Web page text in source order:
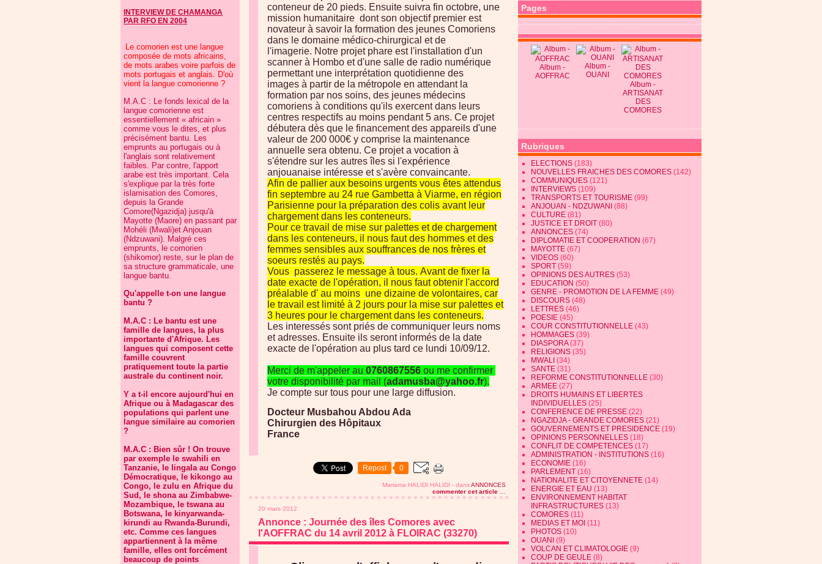
INTERVIEW DE CHAMANGA
PAR RFO EN 2004
Le comorien est une langue
composée de mots africains,
de mots arabes voire parfois de
mots portugais et anglais. D'où
vient la langue comorienne ?
M.A.C : Le fonds lexical de la
langue comorienne est
essentiellement « africain »
comme vous le dites, et plus
précisément bantu. Les
emprunts au portugais ou à
l'anglais sont relativement
faibles. Par contre, l'apport
arabe est très important. Cela
s'explique par la très forte
islamisation des Comores,
depuis la Grande
Comore(Ngazidja) jusqu'à
Mayotte (Maore) en passant par
Mohéli (Mwali)et Anjouan
(Ndzuwani). Malgré ces
emprunts, le comorien
(shikomor) reste, sur le plan de
sa structure grammaticale, une
langue bantu.
Qu'appelle t-on une langue
bantu ?
M.A.C : Le bantu est une
famille de langues, la plus
importante d'Afrique. Les
langues qui composent cette
famille couvrent
pratiquement toute la partie
australe du continent noir.
Y a t-il encore aujourd'hui en
Afrique ou à Madagascar des
populations qui parlent une
langue similaire au comorien
?
M.A.C : Bien sûr ! On trouve
par exemple le swahili en
Tanzanie, le lingala au Congo
Démocratique, le kikongo au
Congo, le zulu en Afrique du
Sud, le shona au Zimbabwe-
Mozambique, le tswana au
Botswana, le kinyarwanda-
kirundi au Rwanda-Burundi,
etc. Comme ces langues
appartiennent à la même
famille, elles ont forcément
beaucoup de points
conteneur de 20 pieds. Ensuite suivra fin octobre, une
mission humanitaire dont son objectif premier est
novateur à savoir la formation des jeunes Comoriens
dans le domaine médico-chirurgical et de
l'imagerie. Notre projet phare est l'installation d'un
scanner à Hombo et d'une salle de radio numérique
permettant une interprétation quotidienne des
images à partir de la métropole en attendant la
formation par nos soins, des jeunes médecins
comoriens à conditions qu'ils exercent dans leurs
centres respectifs au moins pendant 5 ans. Ce projet
débutera dès que le financement des appareils d'une
valeur de 200 000€ y comprise la maintenance
annuelle sera obtenu. Ce projet a vocation à
s'étendre sur les autres îles si l'expérience
anjouanaise intéresse et s'avère convaincante.
Afin de pallier aux besoins urgents vous êtes attendus
fin septembre au 24 rue Gambetta à Viarme, en région
Parisienne pour la préparation des colis avant leur
chargement dans les conteneurs.
Pour ce travail de mise sur palettes et de chargement
dans les conteneurs, il nous faut des hommes et des
femmes sensibles aux souffrances de nos frères et
soeurs restés au pays.
Vous passerez le message à tous. Avant de fixer la
date exacte de l'opération, il nous faut obtenir l'accord
préalable d' au moins une dizaine de volontaires, car
le travail est limité à 2 jours pour la mise sur palettes et
3 heures pour le chargement dans les conteneurs.
Les interessés sont priés de communiquer leurs noms
et adresses. Ensuite ils seront informés de la date
exacte de l'opération au plus tard ce lundi 10/09/12.
Merci de m'appeler au 0760867556 ou me confirmer
votre disponibilité par mail (adamusba@yahoo.fr).
Je compte sur tous pour une large diffusion.
Docteur Musbahou Abdou Ada
Chirurgien des Hôpitaux
France
Repost 0
Mariama HALIDI HALIDI - dansANNONCES
commenter cet article
20 mars 2012
Annonce : Journée des îles Comores avec
l'AOFFRAC du 14 avril 2012 à FLOIRAC (33270)
Pages
Album -
AOFFRAC
Album -
OUANI
Album -
ARTISANAT
DES
COMORES
Rubriques
ELECTIONS (183)
NOUVELLES FRAICHES DES COMORES (142)
COMMUNIQUES (121)
INTERVIEWS (109)
TRANSPORTS ET TOURISME (99)
ANJOUAN - NDZUWANI (88)
CULTURE (81)
JUSTICE ET DROIT (80)
ANNONCES (74)
DIPLOMATIE ET COOPERATION (67)
MAYOTTE (67)
VIDEOS (60)
SPORT (59)
OPINIONS DES AUTRES (53)
EDUCATION (50)
GENRE - PROMOTION DE LA FEMME (49)
DISCOURS (48)
LETTRES (46)
POESIE (45)
COUR CONSTITUTIONNELLE (43)
HOMMAGES (39)
DIASPORA(37)
RELIGIONS (35)
MWALI (34)
SANTE (31)
REFORME CONSTITUTIONNELLE (30)
ARMEE (27)
DROITS HUMAINS ET LIBERTES
INDIVIDUELLES (25)
CONFERENCE DE PRESSE (22)
NGAZIDJA - GRANDE COMORES (21)
GOUVERNEMENTS ET PRESIDENCE (19)
OPINIONS PERSONNELLES (18)
CONFLIT DE COMPETENCES (17)
ADMINISTRATION - INSTITUTIONS (16)
ECONOMIE (16)
PARLEMENT (16)
NATIONALITE ET CITOYENNETE (14)
ENERGIE ET EAU (13)
ENVIRONNEMENT HABITAT
INFRASTRUCTURES (13)
COMORES (11)
MEDIAS ET MOI (11)
PHOTOS (10)
OUANI (9)
VOLCAN ET CLIMATOLOGIE (9)
COUP DE GEULE (8)